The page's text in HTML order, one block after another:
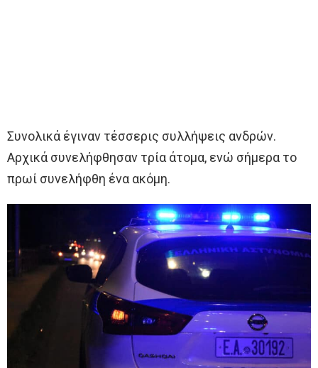
Συνολικά έγιναν τέσσερις συλλήψεις ανδρών.
Αρχικά συνελήφθησαν τρία άτομα, ενώ σήμερα το
πρωί συνελήφθη ένα ακόμη.